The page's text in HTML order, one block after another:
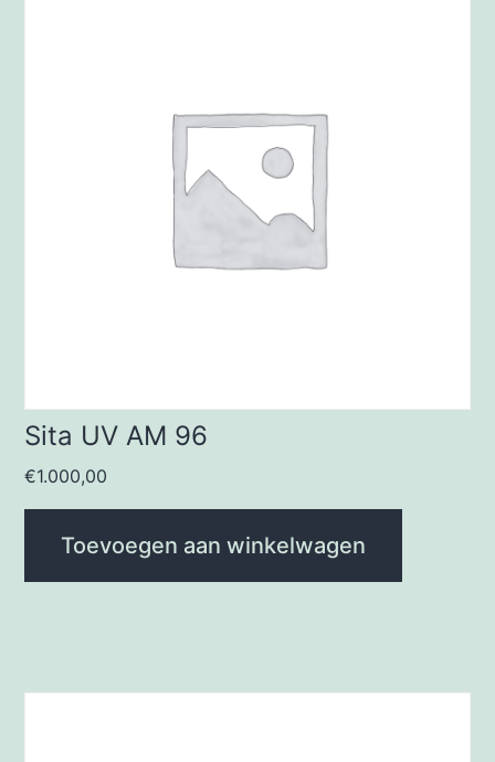
Sita UV AM 96
€1.000,00
Toevoegen aan winkelwagen